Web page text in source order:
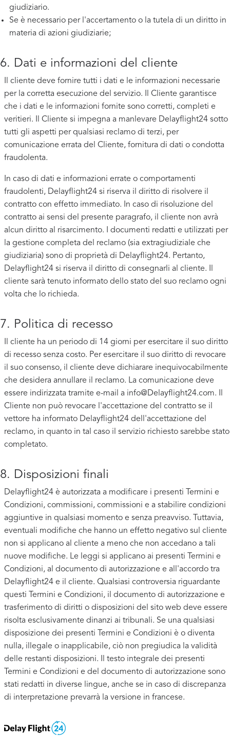
giudiziario.
Se è necessario per l'accertamento o la tutela di un diritto in
materia di azioni giudiziarie;
6. Dati e informazioni del cliente
Il cliente deve fornire tutti i dati e le informazioni necessarie
per la corretta esecuzione del servizio. Il Cliente garantisce
che i dati e le informazioni fornite sono corretti, completi e
veritieri. Il Cliente si impegna a manlevare Delayflight24 sotto
tutti gli aspetti per qualsiasi reclamo di terzi, per
comunicazione errata del Cliente, fornitura di dati o condotta
fraudolenta.
In caso di dati e informazioni errate o comportamenti
fraudolenti, Delayflight24 si riserva il diritto di risolvere il
contratto con effetto immediato. In caso di risoluzione del
contratto ai sensi del presente paragrafo, il cliente non avrà
alcun diritto al risarcimento. I documenti redatti e utilizzati per
la gestione completa del reclamo (sia extragiudiziale che
giudiziaria) sono di proprietà di Delayflight24. Pertanto,
Delayflight24 si riserva il diritto di consegnarli al cliente. Il
cliente sarà tenuto informato dello stato del suo reclamo ogni
volta che lo richieda.
7. Politica di recesso
Il cliente ha un periodo di 14 giorni per esercitare il suo diritto
di recesso senza costo. Per esercitare il suo diritto di revocare
il suo consenso, il cliente deve dichiarare inequivocabilmente
che desidera annullare il reclamo. La comunicazione deve
essere indirizzata tramite e-mail a info@Delayflight24.com. Il
Cliente non può revocare l'accettazione del contratto se il
vettore ha informato Delayflight24 dell'accettazione del
reclamo, in quanto in tal caso il servizio richiesto sarebbe stato
completato.
8. Disposizioni finali
Delayflight24 è autorizzata a modificare i presenti Termini e
Condizioni, commissioni, commissioni e a stabilire condizioni
aggiuntive in qualsiasi momento e senza preavviso. Tuttavia,
eventuali modifiche che hanno un effetto negativo sul cliente
non si applicano al cliente a meno che non accedano a tali
nuove modifiche. Le leggi si applicano ai presenti Termini e
Condizioni, al documento di autorizzazione e all'accordo tra
Delayflight24 e il cliente. Qualsiasi controversia riguardante
questi Termini e Condizioni, il documento di autorizzazione e
trasferimento di diritti o disposizioni del sito web deve essere
risolta esclusivamente dinanzi ai tribunali. Se una qualsiasi
disposizione dei presenti Termini e Condizioni è o diventa
nulla, illegale o inapplicabile, ciò non pregiudica la validità
delle restanti disposizioni. Il testo integrale dei presenti
Termini e Condizioni e del documento di autorizzazione sono
stati redatti in diverse lingue, anche se in caso di discrepanza
di interpretazione prevarrà la versione in francese.